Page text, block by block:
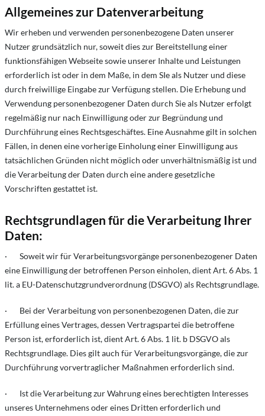
Allgemeines zur Datenverarbeitung
Wir erheben und verwenden personenbezogene Daten unserer
Nutzer grundsätzlich nur, soweit dies zur Bereitstellung einer
funktionsfähigen Webseite sowie unserer Inhalte und Leistungen
erforderlich ist oder in dem Maße, in dem SIe als Nutzer und diese
durch freiwillige Eingabe zur Verfügung stellen. Die Erhebung und
Verwendung personenbezogener Daten durch Sie als Nutzer erfolgt
regelmäßig nur nach Einwilligung oder zur Begründung und
Durchführung eines Rechtsgeschäftes. Eine Ausnahme gilt in solchen
Fällen, in denen eine vorherige Einholung einer Einwilligung aus
tatsächlichen Gründen nicht möglich oder unverhältnismäßig ist und
die Verarbeitung der Daten durch eine andere gesetzliche
Vorschriften gestattet ist.
Rechtsgrundlagen für die Verarbeitung Ihrer
Daten:
· Soweit wir für Verarbeitungsvorgänge personenbezogener Daten
eine Einwilligung der betroffenen Person einholen, dient Art. 6 Abs. 1
lit. a EU-Datenschutzgrundverordnung (DSGVO) als Rechtsgrundlage.
· Bei der Verarbeitung von personenbezogenen Daten, die zur
Erfüllung eines Vertrages, dessen Vertragspartei die betroffene
Person ist, erforderlich ist, dient Art. 6 Abs. 1 lit. b DSGVO als
Rechtsgrundlage. Dies gilt auch für Verarbeitungsvorgänge, die zur
Durchführung vorvertraglicher Maßnahmen erforderlich sind.
· Ist die Verarbeitung zur Wahrung eines berechtigten Interesses
unseres Unternehmens oder eines Dritten erforderlich und